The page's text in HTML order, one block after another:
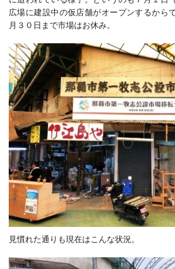
広場に建設中の仮店舗がオープンするから
月３０日まで市場はお休み。
見慣れた通りも現在はこんな状況。